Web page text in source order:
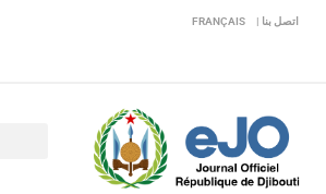
اتصل بنا | FRANÇAIS